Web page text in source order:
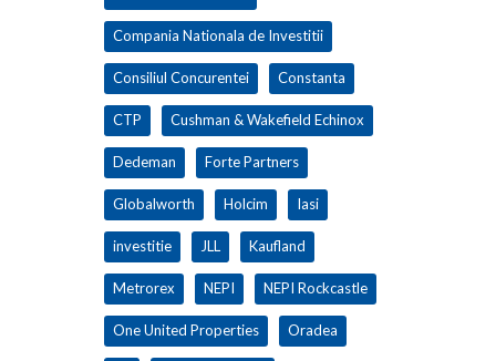
Compania Nationala de Investitii
Consiliul Concurentei Constanta
CTP Cushman & Wakefield Echinox
Dedeman Forte Partners
Globalworth Holcim Iasi
investitie JLL Kaufland
Metrorex NEPI NEPI Rockcastle
One United Properties Oradea